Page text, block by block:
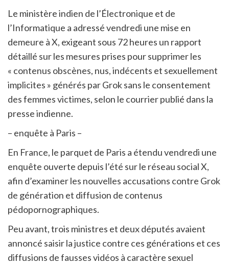
Le ministère indien de l’Électronique et de
l’Informatique a adressé vendredi une mise en
demeure à X, exigeant sous 72 heures un rapport
détaillé sur les mesures prises pour supprimer les
« contenus obscènes, nus, indécents et sexuellement
implicites » générés par Grok sans le consentement
des femmes victimes, selon le courrier publié dans la
presse indienne.
– enquête à Paris –
En France, le parquet de Paris a étendu vendredi une
enquête ouverte depuis l’été sur le réseau social X,
afin d’examiner les nouvelles accusations contre Grok
de génération et diffusion de contenus
pédopornographiques.
Peu avant, trois ministres et deux députés avaient
annoncé saisir la justice contre ces générations et ces
diffusions de fausses vidéos à caractère sexuel